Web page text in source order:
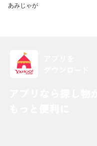
あみじゃが